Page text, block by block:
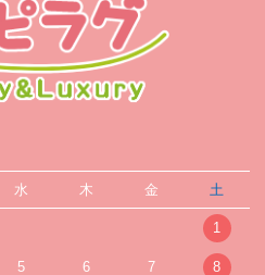
水 木 金 土
1
5 6 7 8